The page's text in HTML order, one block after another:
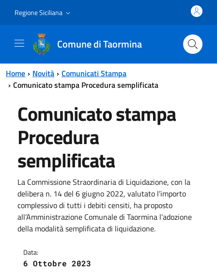
Regione Siciliana
Comune di Taormina
Home Novità
Comunicati Stampa
Comunicato stampa Procedura semplificata
Comunicato stampa
Procedura
semplificata
La Commissione Straordinaria di Liquidazione, con la
delibera n. 14 del 6 giugno 2022, valutato l’importo
complessivo di tutti i debiti censiti, ha proposto
all’Amministrazione Comunale di Taormina l’adozione
della modalità semplificata di liquidazione.
Data:
6 Ottobre 2023